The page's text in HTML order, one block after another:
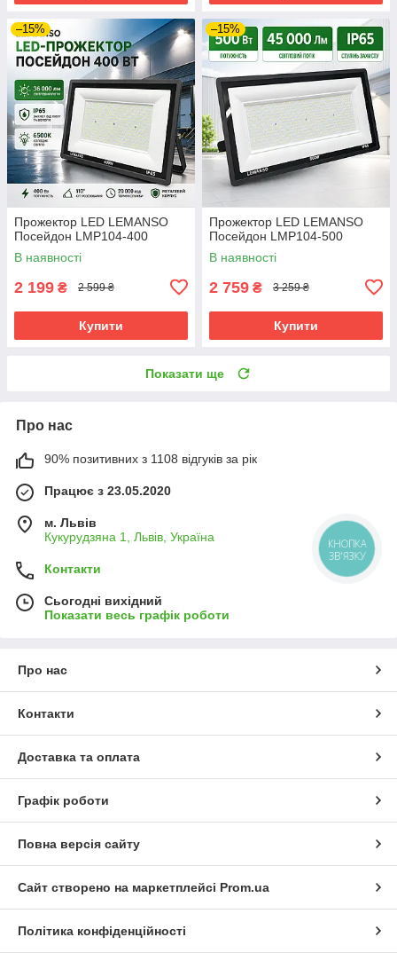
–15%
Прожектор LED LEMANSO
Посейдон LMP104-400
В наявності
2 199 ₴ 2 599 ₴
Купити
–15%
Прожектор LED LEMANSO
Посейдон LMP104-500
В наявності
2 759 ₴ 3 259 ₴
Купити
Показати ще
Про нас
90% позитивних з 1108 відгуків за рік
Працює з 23.05.2020
м. Львів
Кукурудзяна 1, Львів, Україна
Контакти
Сьогодні вихідний
Показати весь графік роботи
Про нас
Контакти
Доставка та оплата
Графік роботи
Повна версія сайту
Сайт створено на маркетплейсі Prom.ua
Політика конфіденційності
КНОПКА
ЗВ'ЯЗКУ